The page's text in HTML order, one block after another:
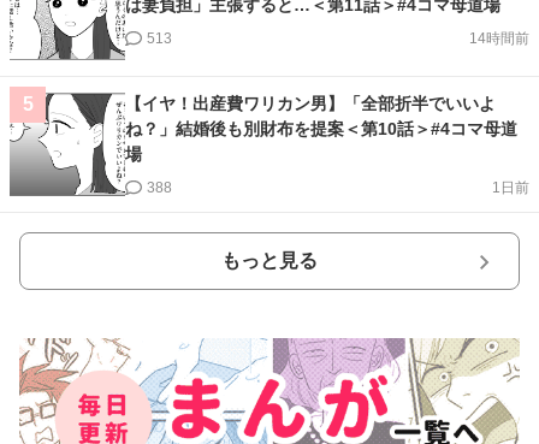
は妻負担」主張すると…＜第11話＞#4コマ母道場
14時間前
513
5
【イヤ！出産費ワリカン男】「全部折半でいいよ
ね？」結婚後も別財布を提案＜第10話＞#4コマ母道
場
1日前
388
もっと見る